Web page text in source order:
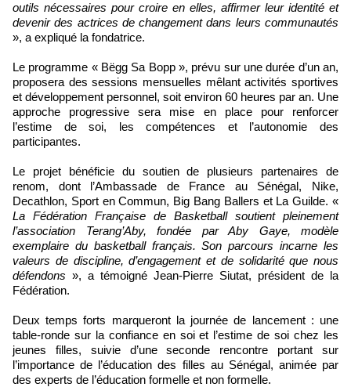
outils nécessaires pour croire en elles, affirmer leur identité et
devenir des actrices de changement dans leurs communautés
», a expliqué la fondatrice.
Le programme « Bëgg Sa Bopp », prévu sur une durée d’un an,
proposera des sessions mensuelles mêlant activités sportives
et développement personnel, soit environ 60 heures par an. Une
approche progressive sera mise en place pour renforcer
l’estime de soi, les compétences et l’autonomie des
participantes.
Le projet bénéficie du soutien de plusieurs partenaires de
renom, dont l’Ambassade de France au Sénégal, Nike,
Decathlon, Sport en Commun, Big Bang Ballers et La Guilde. «
La Fédération Française de Basketball soutient pleinement
l’association Terang’Aby, fondée par Aby Gaye, modèle
exemplaire du basketball français. Son parcours incarne les
valeurs de discipline, d’engagement et de solidarité que nous
défendons », a témoigné Jean-Pierre Siutat, président de la
Fédération.
Deux temps forts marqueront la journée de lancement : une
table-ronde sur la confiance en soi et l’estime de soi chez les
jeunes filles, suivie d’une seconde rencontre portant sur
l’importance de l’éducation des filles au Sénégal, animée par
des experts de l’éducation formelle et non formelle.